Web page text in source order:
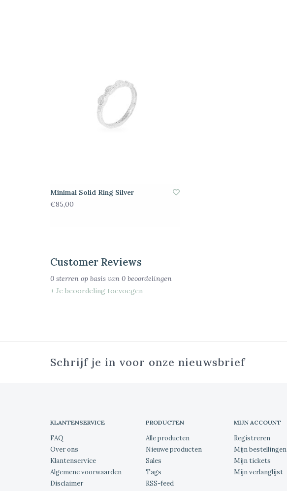
Minimal Solid Ring Silver
€85,00
Customer Reviews
0 sterren op basis van 0 beoordelingen
+ Je beoordeling toevoegen
Schrijf je in voor onze nieuwsbrief
KLANTENSERVICE
FAQ
Over ons
Klantenservice
Algemene voorwaarden
Disclaimer
PRODUCTEN
Alle producten
Nieuwe producten
Sales
Tags
RSS-feed
MIJN ACCOUNT
Registreren
Mijn bestellingen
Mijn tickets
Mijn verlanglijst